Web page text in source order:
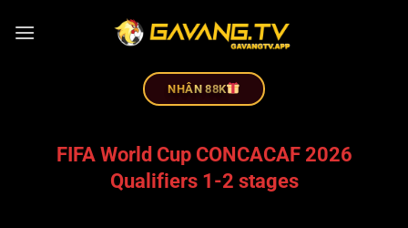
NHÂN 88K
FIFA World Cup CONCACAF 2026
Qualifiers 1-2 stages